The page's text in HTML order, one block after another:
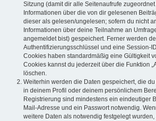
Sitzung (damit dir alle Seitenaufrufe
Informationen über die von dir gelesenen
dieser als gelesen/ungelesen; sofern du nicht
Informationen über deine Teilnahme an
angemeldet bist) gespeichert. Ferner werden
Authentifizierungsschlüssel und eine Session-
Cookies haben standardmäßig eine Gültigkeit
Cookies kannst du jederzeit über die Funktion
löschen.
Weiterhin werden die Daten gespeichert, die
in deinem Profil oder deinem persönlichem
Registrierung sind mindestens ein eindeutiger
Mail-Adresse und ein Passwort notwendig.
weitere Daten als notwendig festgelegt